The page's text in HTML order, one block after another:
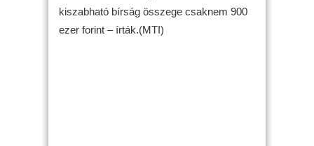
kiszabható bírság összege csaknem 900
ezer forint – írták.(MTI)